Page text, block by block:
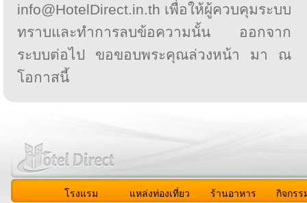
info@HotelDirect.in.th เพื่อให้ผู้ควบคุมระบบ
ทราบและทำการลบข้อความนั้น ออกจาก
ระบบต่อไป ขอขอบพระคุณล่วงหน้า มา ณ
โอกาสนี้
โรงแรม แหล่งท่องเที่ยว ร้านอาหาร กิจกรร